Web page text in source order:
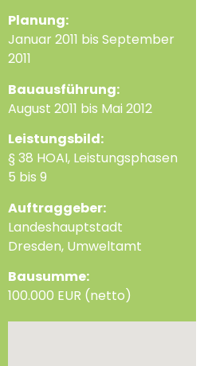
Planung:
Januar 2011 bis September
2011
Bauausführung:
August 2011 bis Mai 2012
Leistungsbild:
§ 38 HOAI, Leistungsphasen
5 bis 9
Auftraggeber:
Landeshauptstadt
Dresden, Umweltamt
Bausumme:
100.000 EUR (netto)